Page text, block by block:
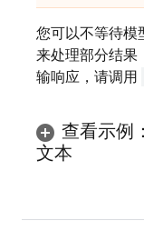
您可以不等待模
来处理部分结果
输响应，请调用
查看示例
文本